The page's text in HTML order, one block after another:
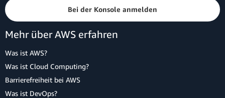
Bei der Konsole anmelden
Mehr über AWS erfahren
Was ist AWS?
Was ist Cloud Computing?
Barrierefreiheit bei AWS
Was ist DevOps?